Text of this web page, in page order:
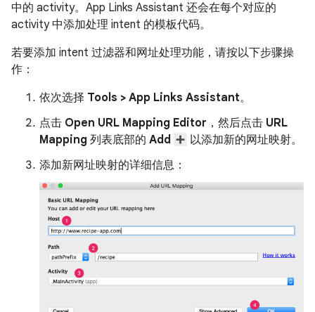
中的 activity。App Links Assistant 还会在每个对应的
activity 中添加处理 intent 的模板代码。
若要添加 intent 过滤器和网址处理功能，请按以下步骤操
作：
依次选择 Tools > App Links Assistant。
点击 Open URL Mapping Editor ，然后点击 URL
Mapping 列表底部的 Add
以添加新的网址映射。
添加新网址映射的详细信息：